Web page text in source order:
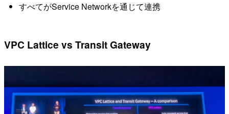
すべてがService Networkを通じて連携
VPC Lattice vs Transit Gateway